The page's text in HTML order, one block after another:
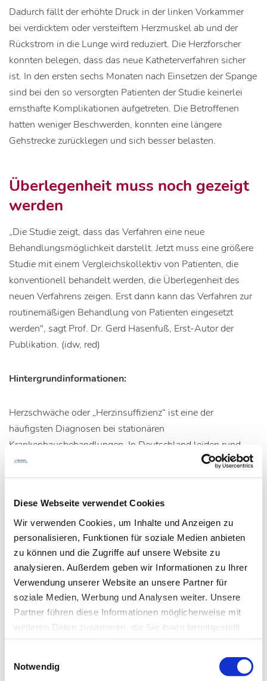
Diese Webseite verwendet Cookies
Wir verwenden Cookies, um Inhalte und Anzeigen zu
personalisieren, Funktionen für soziale Medien anbieten
zu können und die Zugriffe auf unsere Website zu
analysieren. Außerdem geben wir Informationen zu Ihrer
Verwendung unserer Website an unsere Partner für
soziale Medien, Werbung und Analysen weiter. Unsere
Partner führen diese Informationen möglicherweise mit
weiteren Daten zusammen, die Sie ihnen bereitgestellt
haben oder die sie im Rahmen Ihrer Nutzung der Dienste
Notwendig
Dadurch fällt der erhöhte Druck in der linken Vorkammer
bei verdicktem oder versteiftem Herzmuskel ab und der
Rückstrom in die Lunge wird reduziert. Die Herzforscher
konnten belegen, dass das neue Katheterverfahren sicher
ist. In den ersten sechs Monaten nach Einsetzen der Spange
sind bei den so versorgten Patienten der Studie keinerlei
ernsthafte Komplikationen aufgetreten. Die Betroffenen
hatten weniger Beschwerden, konnten eine längere
Gehstrecke zurücklegen und sich besser belasten.
Überlegenheit muss noch gezeigt
werden
„Die Studie zeigt, dass das Verfahren eine neue
Behandlungsmöglichkeit darstellt. Jetzt muss eine größere
Studie mit einem Vergleichskollektiv von Patienten, die
konventionell behandelt werden, die Überlegenheit des
neuen Verfahrens zeigen. Erst dann kann das Verfahren zur
routinemäßigen Behandlung von Patienten eingesetzt
werden", sagt Prof. Dr. Gerd Hasenfuß, Erst-Autor der
Publikation. (idw, red)
Hintergrundinformationen:
Herzschwäche oder „Herzinsuffizienz“ ist eine der
häufigsten Diagnosen bei stationären
Krankenhausbehandlungen. In Deutschland leiden rund
zwei von 100 Menschen unter der Erkrankung. Bei einer
Herzinsuffizienz ist die Pumpfunktion des Herzens gestört.
bei den betroffenen Patienten. Die Herzschwäche kann
dabei durch zwei unterschiedliche Mechanismen zustande
kommen, die etwa gleich häufig auftreten:
Die Auswurfleistung des Herzens ist gestört. Dies
passiert z. B. nach einem Herzinfarkt, wenn das
verbleibende Herzgewebe nicht mehr ausreicht, um das
Blut aus dem Herzen in den Körper zu fördern. Diese
Form der Herzschwäche wird als „systolische
Bei einer weiteren Form der Herzschwäche ist die